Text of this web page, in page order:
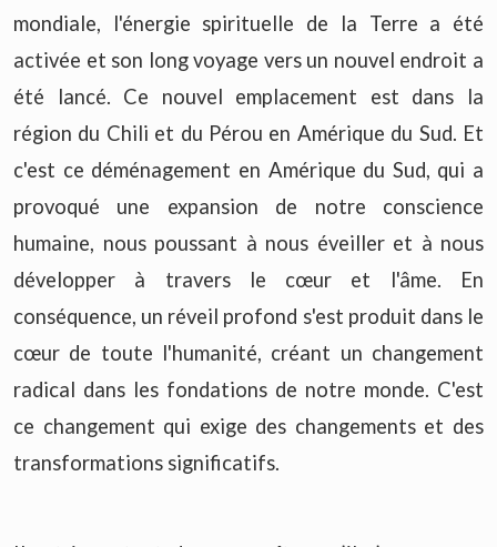
mondiale, l'énergie spirituelle de la Terre a été
activée et son long voyage vers un nouvel endroit a
été lancé. Ce nouvel emplacement est dans la
région du Chili et du Pérou en Amérique du Sud. Et
c'est ce déménagement en Amérique du Sud, qui a
provoqué une expansion de notre conscience
humaine, nous poussant à nous éveiller et à nous
développer à travers le cœur et l'âme. En
conséquence, un réveil profond s'est produit dans le
cœur de toute l'humanité, créant un changement
radical dans les fondations de notre monde. C'est
ce changement qui exige des changements et des
transformations significatifs.